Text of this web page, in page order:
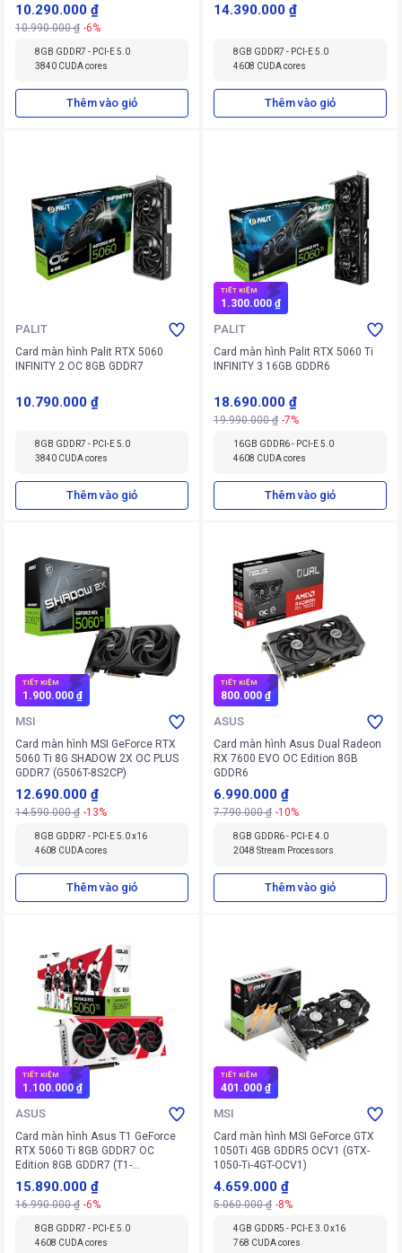
10.290.000 ₫
10.990.000 ₫ -6%
8GB GDDR7 - PCI-E 5.0
3840 CUDA cores
Thêm vào giỏ
14.390.000 ₫
8GB GDDR7 - PCI-E 5.0
4608 CUDA cores
Thêm vào giỏ
PALIT
Card màn hình Palit RTX 5060
INFINITY 2 OC 8GB GDDR7
10.790.000 ₫
8GB GDDR7 - PCI-E 5.0
3840 CUDA cores
Thêm vào giỏ
TIẾT KIỆM
1.300.000 ₫
PALIT
Card màn hình Palit RTX 5060 Ti
INFINITY 3 16GB GDDR6
18.690.000 ₫
19.990.000 ₫ -7%
16GB GDDR6 - PCI-E 5.0
4608 CUDA cores
Thêm vào giỏ
TIẾT KIỆM
1.900.000 ₫
MSI
Card màn hình MSI GeForce RTX
5060 Ti 8G SHADOW 2X OC PLUS
GDDR7 (G506T-8S2CP)
12.690.000 ₫
14.590.000 ₫ -13%
8GB GDDR7 - PCI-E 5.0 x16
4608 CUDA cores
Thêm vào giỏ
TIẾT KIỆM
800.000 ₫
ASUS
Card màn hình Asus Dual Radeon
RX 7600 EVO OC Edition 8GB
GDDR6
6.990.000 ₫
7.790.000 ₫ -10%
8GB GDDR6 - PCI-E 4.0
2048 Stream Processors
Thêm vào giỏ
TIẾT KIỆM
1.100.000 ₫
ASUS
Card màn hình Asus T1 GeForce
RTX 5060 Ti 8GB GDDR7 OC
Edition 8GB GDDR7 (T1-
RTX5060TI-O8G-GAMING)
15.890.000 ₫
16.990.000 ₫ -6%
8GB GDDR7 - PCI-E 5.0
4608 CUDA cores
TIẾT KIỆM
401.000 ₫
MSI
Card màn hình MSI GeForce GTX
1050Ti 4GB GDDR5 OCV1 (GTX-
1050-Ti-4GT-OCV1)
4.659.000 ₫
5.060.000 ₫ -8%
4GB GDDR5 - PCI-E 3.0 x16
768 CUDA cores